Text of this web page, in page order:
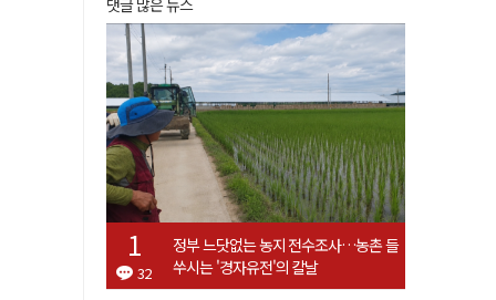
댓글 많은 뉴스
32
정부 느닷없는 농지 전수조사…농촌 들
쑤시는 '경자유전'의 칼날